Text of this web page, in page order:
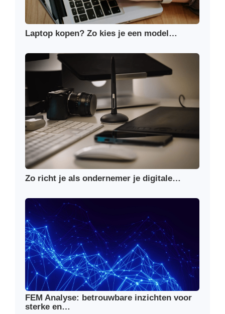
Laptop kopen? Zo kies je een model…
Zo richt je als ondernemer je digitale…
FEM Analyse: betrouwbare inzichten voor
sterke en…